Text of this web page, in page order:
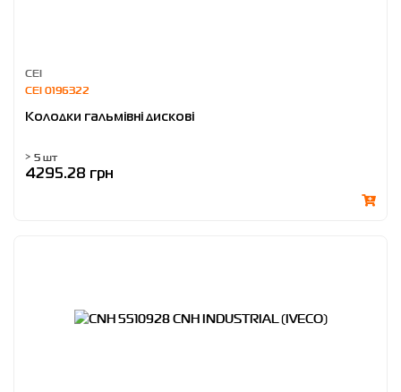
CEI
CEI 0196322
Колодки гальмівні дискові
> 5 шт
4295.28 грн